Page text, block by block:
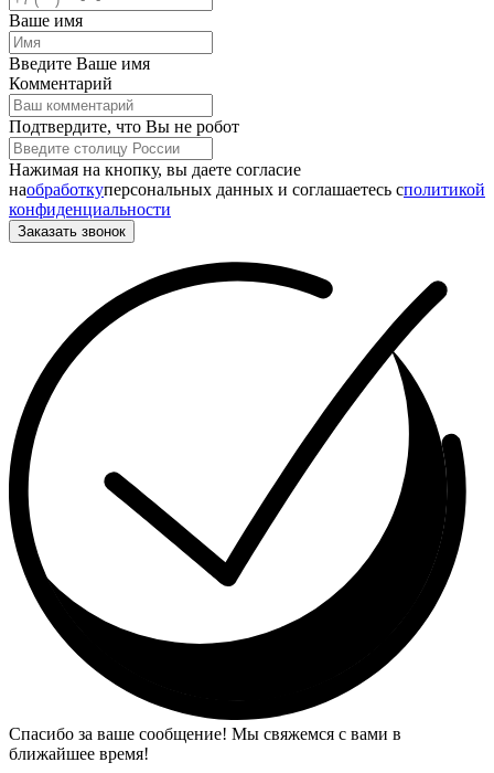
Ваше имя
Введите Ваше имя
Комментарий
Подтвердите, что Вы не робот
Нажимая на кнопку, вы даете согласие
наобработкуперсональных данных и соглашаетесь cполитикой
конфиденциальности
Заказать звонок
Спасибо за ваше сообщение! Мы свяжемся с вами в
ближайшее время!